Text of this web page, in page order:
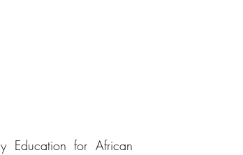
Education for African